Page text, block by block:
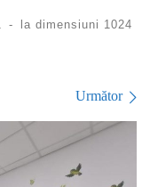
- la dimensiuni 1024
Următor